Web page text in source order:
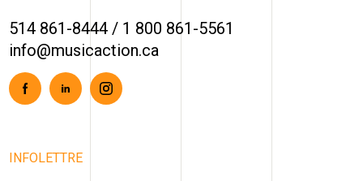
514 861-8444 / 1 800 861-5561
info@musicaction.ca
FacebookLinkedinInstagram
INFOLETTRE